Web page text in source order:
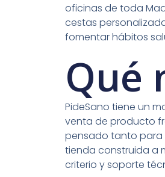
oficinas de toda
cestas
fomentar hábitos
Qué
PideSano tiene un
venta de producto
pensado tanto para
tienda construida a
criterio y soporte